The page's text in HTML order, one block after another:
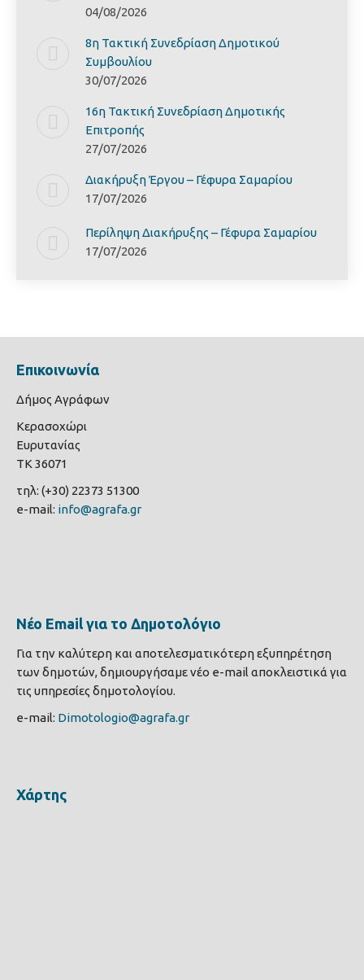
04/08/2026
8η Τακτική Συνεδρίαση Δημοτικού
Συμβουλίου
30/07/2026
16η Τακτική Συνεδρίαση Δημοτικής
Επιτροπής
27/07/2026
Διακήρυξη Έργoυ – Γέφυρα Σαμαρίoυ
17/07/2026
Περίληψη Διακήρυξης – Γέφυρα Σαμαρίoυ
17/07/2026
Επικοινωνία
Δήμος Αγράφων
Κερασοχώρι
Ευρυτανίας
ΤΚ 36071
τηλ: (+30) 22373 51300
e-mail: info@agrafa.gr
Νέο Email για το Δημοτολόγιο
Για την καλύτερη και αποτελεσματικότερη εξυπηρέτηση
των δημοτών, δημιουργήσαμε νέο e-mail αποκλειστικά για
τις υπηρεσίες δημοτολογίου.
e-mail: Dimotologio@agrafa.gr
Χάρτης